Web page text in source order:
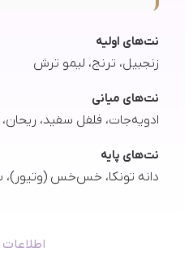
نت‌های اولیه
زنجبیل، ترنج، لیمو ترش
نت‌های میانی
ادویه‌جات، فلفل سفید،
نت‌های پایه
دانه تونکا، خس‌خس (وتیور)،